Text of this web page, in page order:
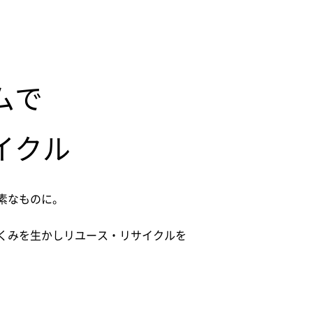
で
クル
ものに。
みを生かしリユース・リサイクルを